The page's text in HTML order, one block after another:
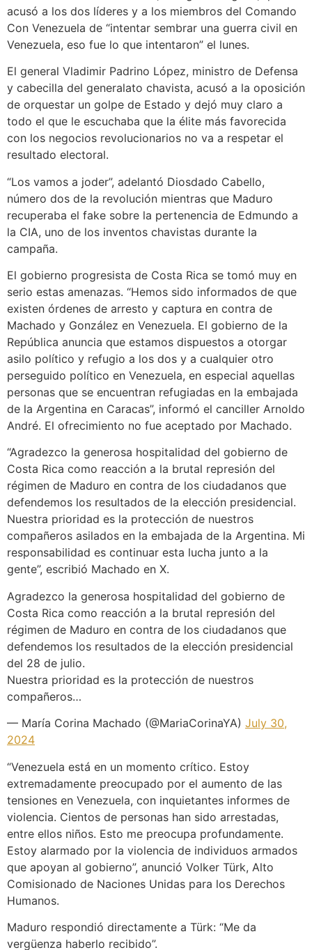
acusó a los dos líderes y a los miembros del Comando
Con Venezuela de “intentar sembrar una guerra civil en
Venezuela, eso fue lo que intentaron” el lunes.
El general Vladimir Padrino López, ministro de Defensa
y cabecilla del generalato chavista, acusó a la oposición
de orquestar un golpe de Estado y dejó muy claro a
todo el que le escuchaba que la élite más favorecida
con los negocios revolucionarios no va a respetar el
resultado electoral.
“Los vamos a joder”, adelantó Diosdado Cabello,
número dos de la revolución mientras que Maduro
recuperaba el fake sobre la pertenencia de Edmundo a
la CIA, uno de los inventos chavistas durante la
campaña.
El gobierno progresista de Costa Rica se tomó muy en
serio estas amenazas. “Hemos sido informados de que
existen órdenes de arresto y captura en contra de
Machado y González en Venezuela. El gobierno de la
República anuncia que estamos dispuestos a otorgar
asilo político y refugio a los dos y a cualquier otro
perseguido político en Venezuela, en especial aquellas
personas que se encuentran refugiadas en la embajada
de la Argentina en Caracas”, informó el canciller Arnoldo
André. El ofrecimiento no fue aceptado por Machado.
“Agradezco la generosa hospitalidad del gobierno de
Costa Rica como reacción a la brutal represión del
régimen de Maduro en contra de los ciudadanos que
defendemos los resultados de la elección presidencial.
Nuestra prioridad es la protección de nuestros
compañeros asilados en la embajada de la Argentina. Mi
responsabilidad es continuar esta lucha junto a la
gente”, escribió Machado en X.
Agradezco la generosa hospitalidad del gobierno de
Costa Rica como reacción a la brutal represión del
régimen de Maduro en contra de los ciudadanos que
defendemos los resultados de la elección presidencial
del 28 de julio.
Nuestra prioridad es la protección de nuestros
compañeros…
— María Corina Machado (@MariaCorinaYA) July 30,
2024
“Venezuela está en un momento crítico. Estoy
extremadamente preocupado por el aumento de las
tensiones en Venezuela, con inquietantes informes de
violencia. Cientos de personas han sido arrestadas,
entre ellos niños. Esto me preocupa profundamente.
Estoy alarmado por la violencia de individuos armados
que apoyan al gobierno”, anunció Volker Türk, Alto
Comisionado de Naciones Unidas para los Derechos
Humanos.
Maduro respondió directamente a Türk: “Me da
vergüenza haberlo recibido”.